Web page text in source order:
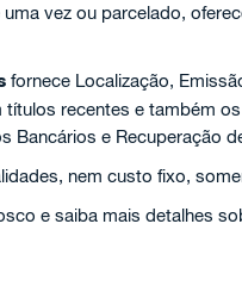
vez ou parcelado,
fornece Localização,
recentes e também
Bancários e Recuperação
nem custo fixo,
e saiba mais detalhes